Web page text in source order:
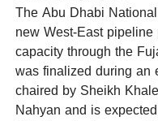
The Abu Dhabi
new West-East
capacity through the
was finalized during an
chaired by Sheikh
Nahyan and is